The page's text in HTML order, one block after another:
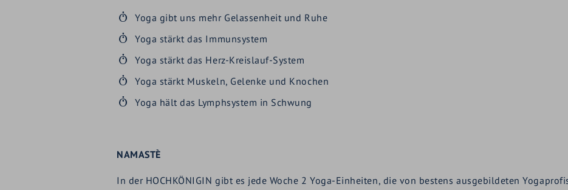
Yoga gibt uns mehr Gelassenheit und Ruhe
Yoga stärkt das Immunsystem
Yoga stärkt das Herz-Kreislauf-System
Yoga stärkt Muskeln, Gelenke und Knochen
Yoga hält das Lymphsystem in Schwung
NAMASTÈ
In der HOCHKÖNIGIN gibt es jede Woche 2 Yoga-Einheiten, die von bestens ausgebildeten